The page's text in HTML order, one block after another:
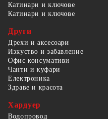
Катинари и ключове
Катинари и ключове
Други
Дрехи и аксесоари
Изкуство и забавление
Офис консумативи
Чанти и куфари
Електроника
Здраве и красота
Хардуер
Водопровод